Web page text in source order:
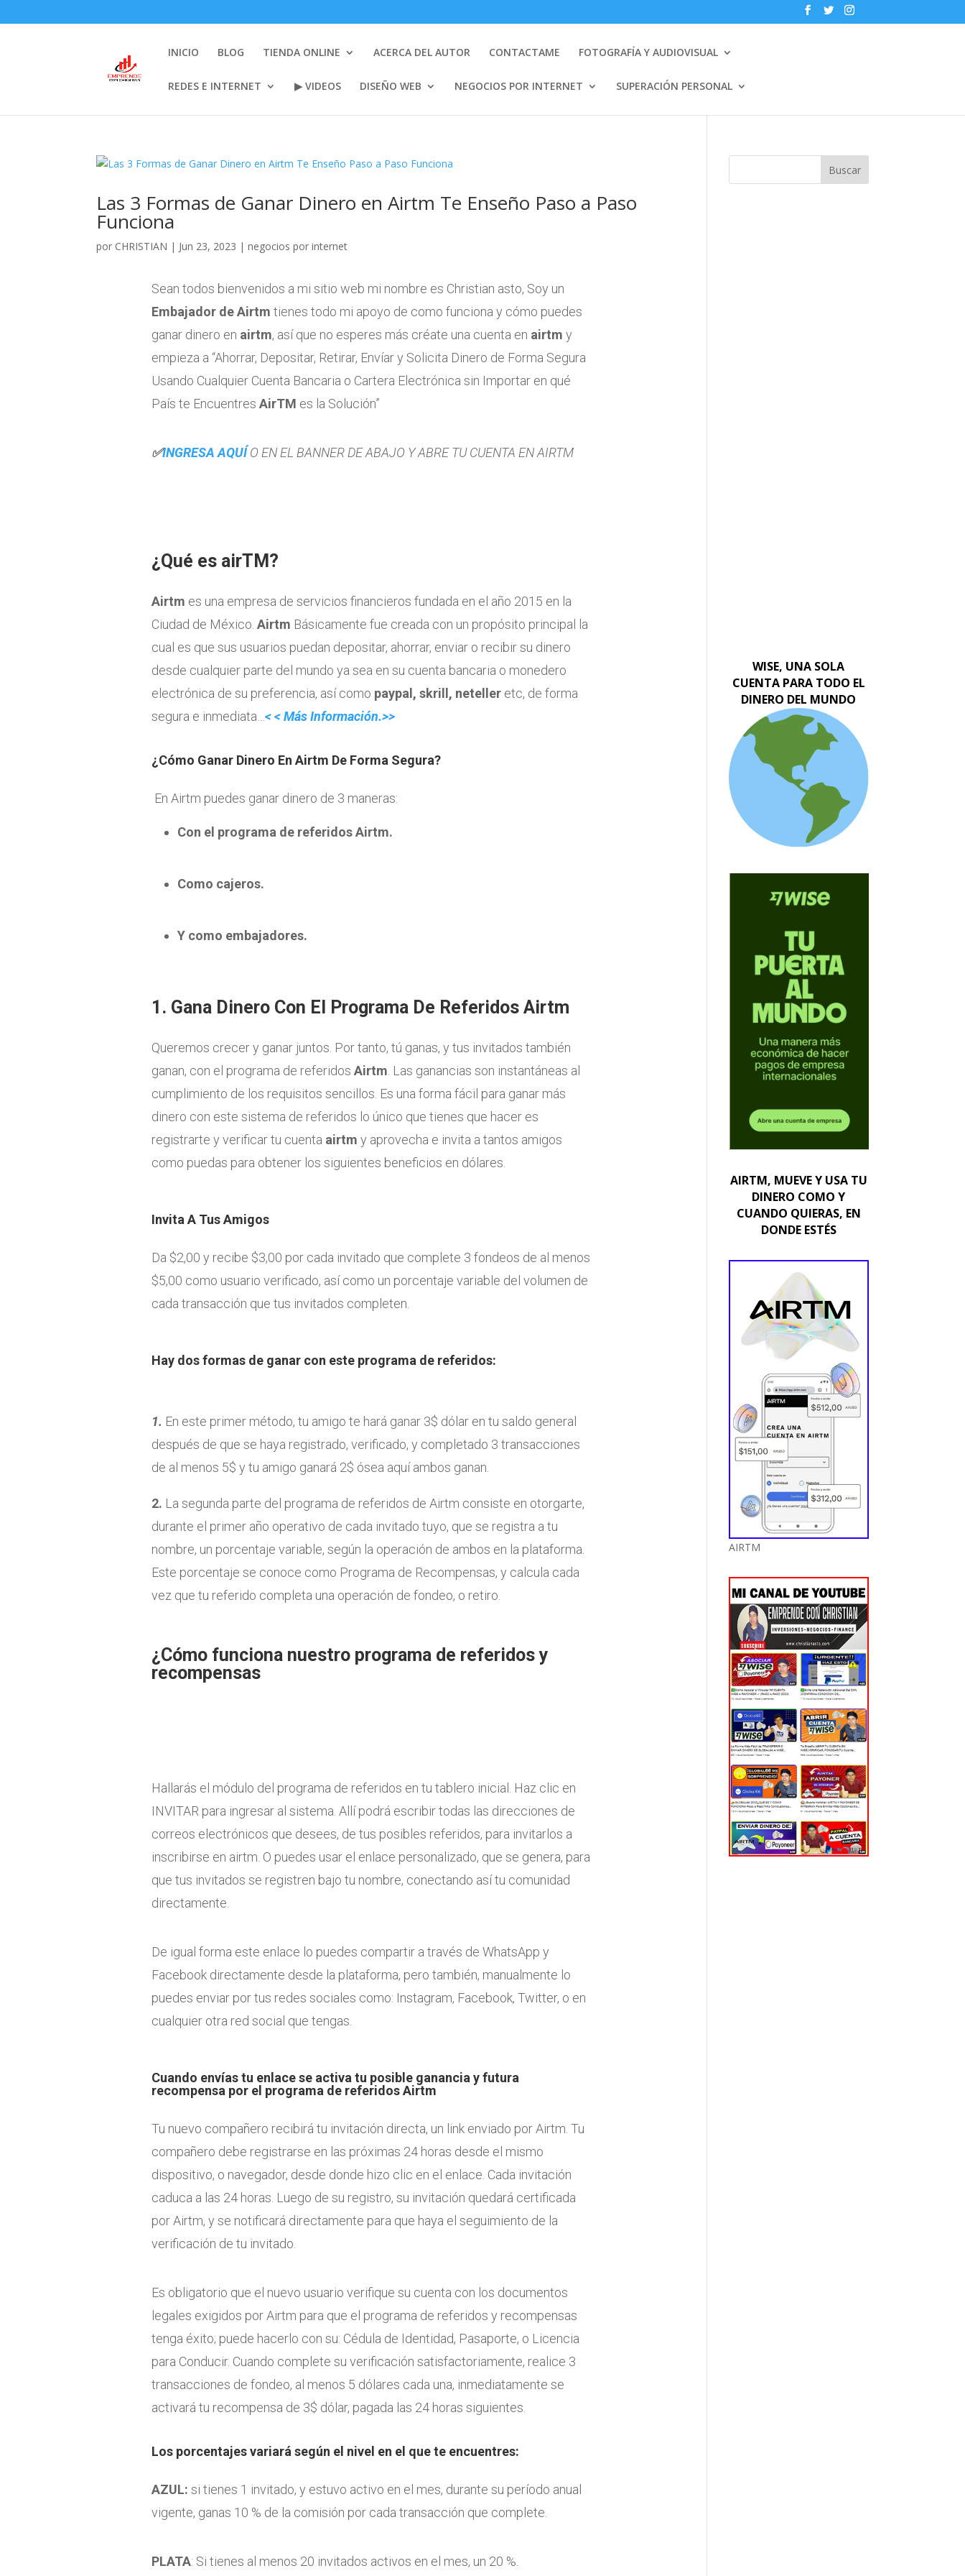
INICIO BLOG TIENDA ONLINE ACERCA DEL AUTOR CONTACTAME FOTOGRAFÍA Y AUDIOVISUAL
REDES E INTERNET ▶ VIDEOS DISEÑO WEB NEGOCIOS POR INTERNET SUPERACIÓN PERSONAL
Las 3 Formas de Ganar Dinero en Airtm Te Enseño Paso a Paso
Funciona
por CHRISTIAN | Jun 23, 2023 |negocios por internet
Sean todos bienvenidos a mi sitio web mi nombre es Christian asto, Soy un
Embajador de Airtm tienes todo mi apoyo de como funciona y cómo puedes
ganar dinero en airtm, así que no esperes más créate una cuenta en airtm y
empieza a “Ahorrar, Depositar, Retirar, Envíar y Solicita Dinero de Forma Segura
Usando Cualquier Cuenta Bancaria o Cartera Electrónica sin Importar en qué
País te Encuentres AirTM es la Solución”
✅INGRESA AQUÍO EN EL BANNER DE ABAJO Y ABRE TU CUENTA EN AIRTM
¿Qué es airTM?
Airtm es una empresa de servicios financieros fundada en el año 2015 en la
Ciudad de México. Airtm Básicamente fue creada con un propósito principal la
cual es que sus usuarios puedan depositar, ahorrar, enviar o recibir su dinero
desde cualquier parte del mundo ya sea en su cuenta bancaria o monedero
electrónica de su preferencia, así como paypal, skrill, netelleretc, de forma
segura e inmediata… < < Más Información.>>
¿Cómo Ganar Dinero En Airtm De Forma Segura?
En Airtm puedes ganar dinero de 3 maneras:
Con el programa de referidos Airtm.
Como cajeros.
Y como embajadores.
1. Gana Dinero Con El Programa De Referidos Airtm
Queremos crecer y ganar juntos. Por tanto, tú ganas, y tus invitados también
ganan, con el programa de referidos Airtm . Las ganancias son instantáneas al
cumplimiento de los requisitos sencillos. Es una forma fácil para ganar más
dinero con este sistema de referidos lo único que tienes que hacer es
registrarte y verificar tu cuenta airtm y aprovecha e invita a tantos amigos
como puedas para obtener los siguientes beneficios en dólares.
Invita A Tus Amigos
Da $2,00 y recibe $3,00 por cada invitado que complete 3 fondeos de al menos
$5,00 como usuario verificado, así como un porcentaje variable del volumen de
cada transacción que tus invitados completen.
Hay dos formas de ganar con este programa de referidos:
1. En este primer método, tu amigo te hará ganar 3$ dólar en tu saldo general
después de que se haya registrado, verificado, y completado 3 transacciones
de al menos 5$ y tu amigo ganará 2$ ósea aquí ambos ganan.
2. La segunda parte del programa de referidos de Airtm consiste en otorgarte,
durante el primer año operativo de cada invitado tuyo, que se registra a tu
nombre, un porcentaje variable, según la operación de ambos en la plataforma.
Este porcentaje se conoce como Programa de Recompensas, y calcula cada
vez que tu referido completa una operación de fondeo, o retiro.
¿Cómo funciona nuestro programa de referidos y
recompensas
Hallarás el módulo del programa de referidos en tu tablero inicial. Haz clic en
INVITAR para ingresar al sistema. Allí podrá escribir todas las direcciones de
correos electrónicos que desees, de tus posibles referidos, para invitarlos a
inscribirse en airtm. O puedes usar el enlace personalizado, que se genera, para
que tus invitados se registren bajo tu nombre, conectando así tu comunidad
directamente.
De igual forma este enlace lo puedes compartir a través de WhatsApp y
Facebook directamente desde la plataforma, pero también, manualmente lo
puedes enviar por tus redes sociales como: Instagram, Facebook, Twitter, o en
cualquier otra red social que tengas.
Cuando envías tu enlace se activa tu posible ganancia y futura
recompensa por el programa de referidos Airtm
Tu nuevo compañero recibirá tu invitación directa, un link enviado por Airtm. Tu
compañero debe registrarse en las próximas 24 horas desde el mismo
dispositivo, o navegador, desde donde hizo clic en el enlace. Cada invitación
caduca a las 24 horas. Luego de su registro, su invitación quedará certificada
por Airtm, y se notificará directamente para que haya el seguimiento de la
verificación de tu invitado.
Es obligatorio que el nuevo usuario verifique su cuenta con los documentos
legales exigidos por Airtm para que el programa de referidos y recompensas
tenga éxito; puede hacerlo con su: Cédula de Identidad, Pasaporte, o Licencia
para Conducir. Cuando complete su verificación satisfactoriamente, realice 3
transacciones de fondeo, al menos 5 dólares cada una, inmediatamente se
activará tu recompensa de 3$ dólar, pagada las 24 horas siguientes.
Los porcentajes variará según el nivel en el que te encuentres:
AZUL: si tienes 1 invitado, y estuvo activo en el mes, durante su período anual
vigente, ganas 10 % de la comisión por cada transacción que complete.
PLATA: Si tienes al menos 20 invitados activos en el mes, un 20 %.
Buscar
WISE, UNA SOLA
CUENTA PARA TODO EL
DINERO DEL MUNDO
AIRTM, MUEVE Y USA TU
DINERO COMO Y
CUANDO QUIERAS, EN
DONDE ESTÉS
AIRTM